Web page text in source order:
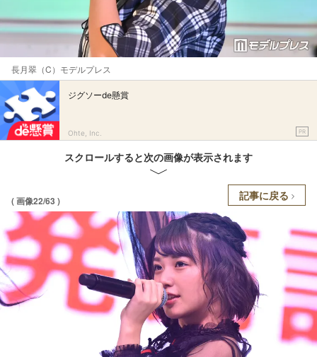
長月翠（C）モデルプレス
ジグソーde懸賞
Ohte, Inc. PR
スクロールすると次の画像が表示されます
( 画像22/63 ) 記事に戻る